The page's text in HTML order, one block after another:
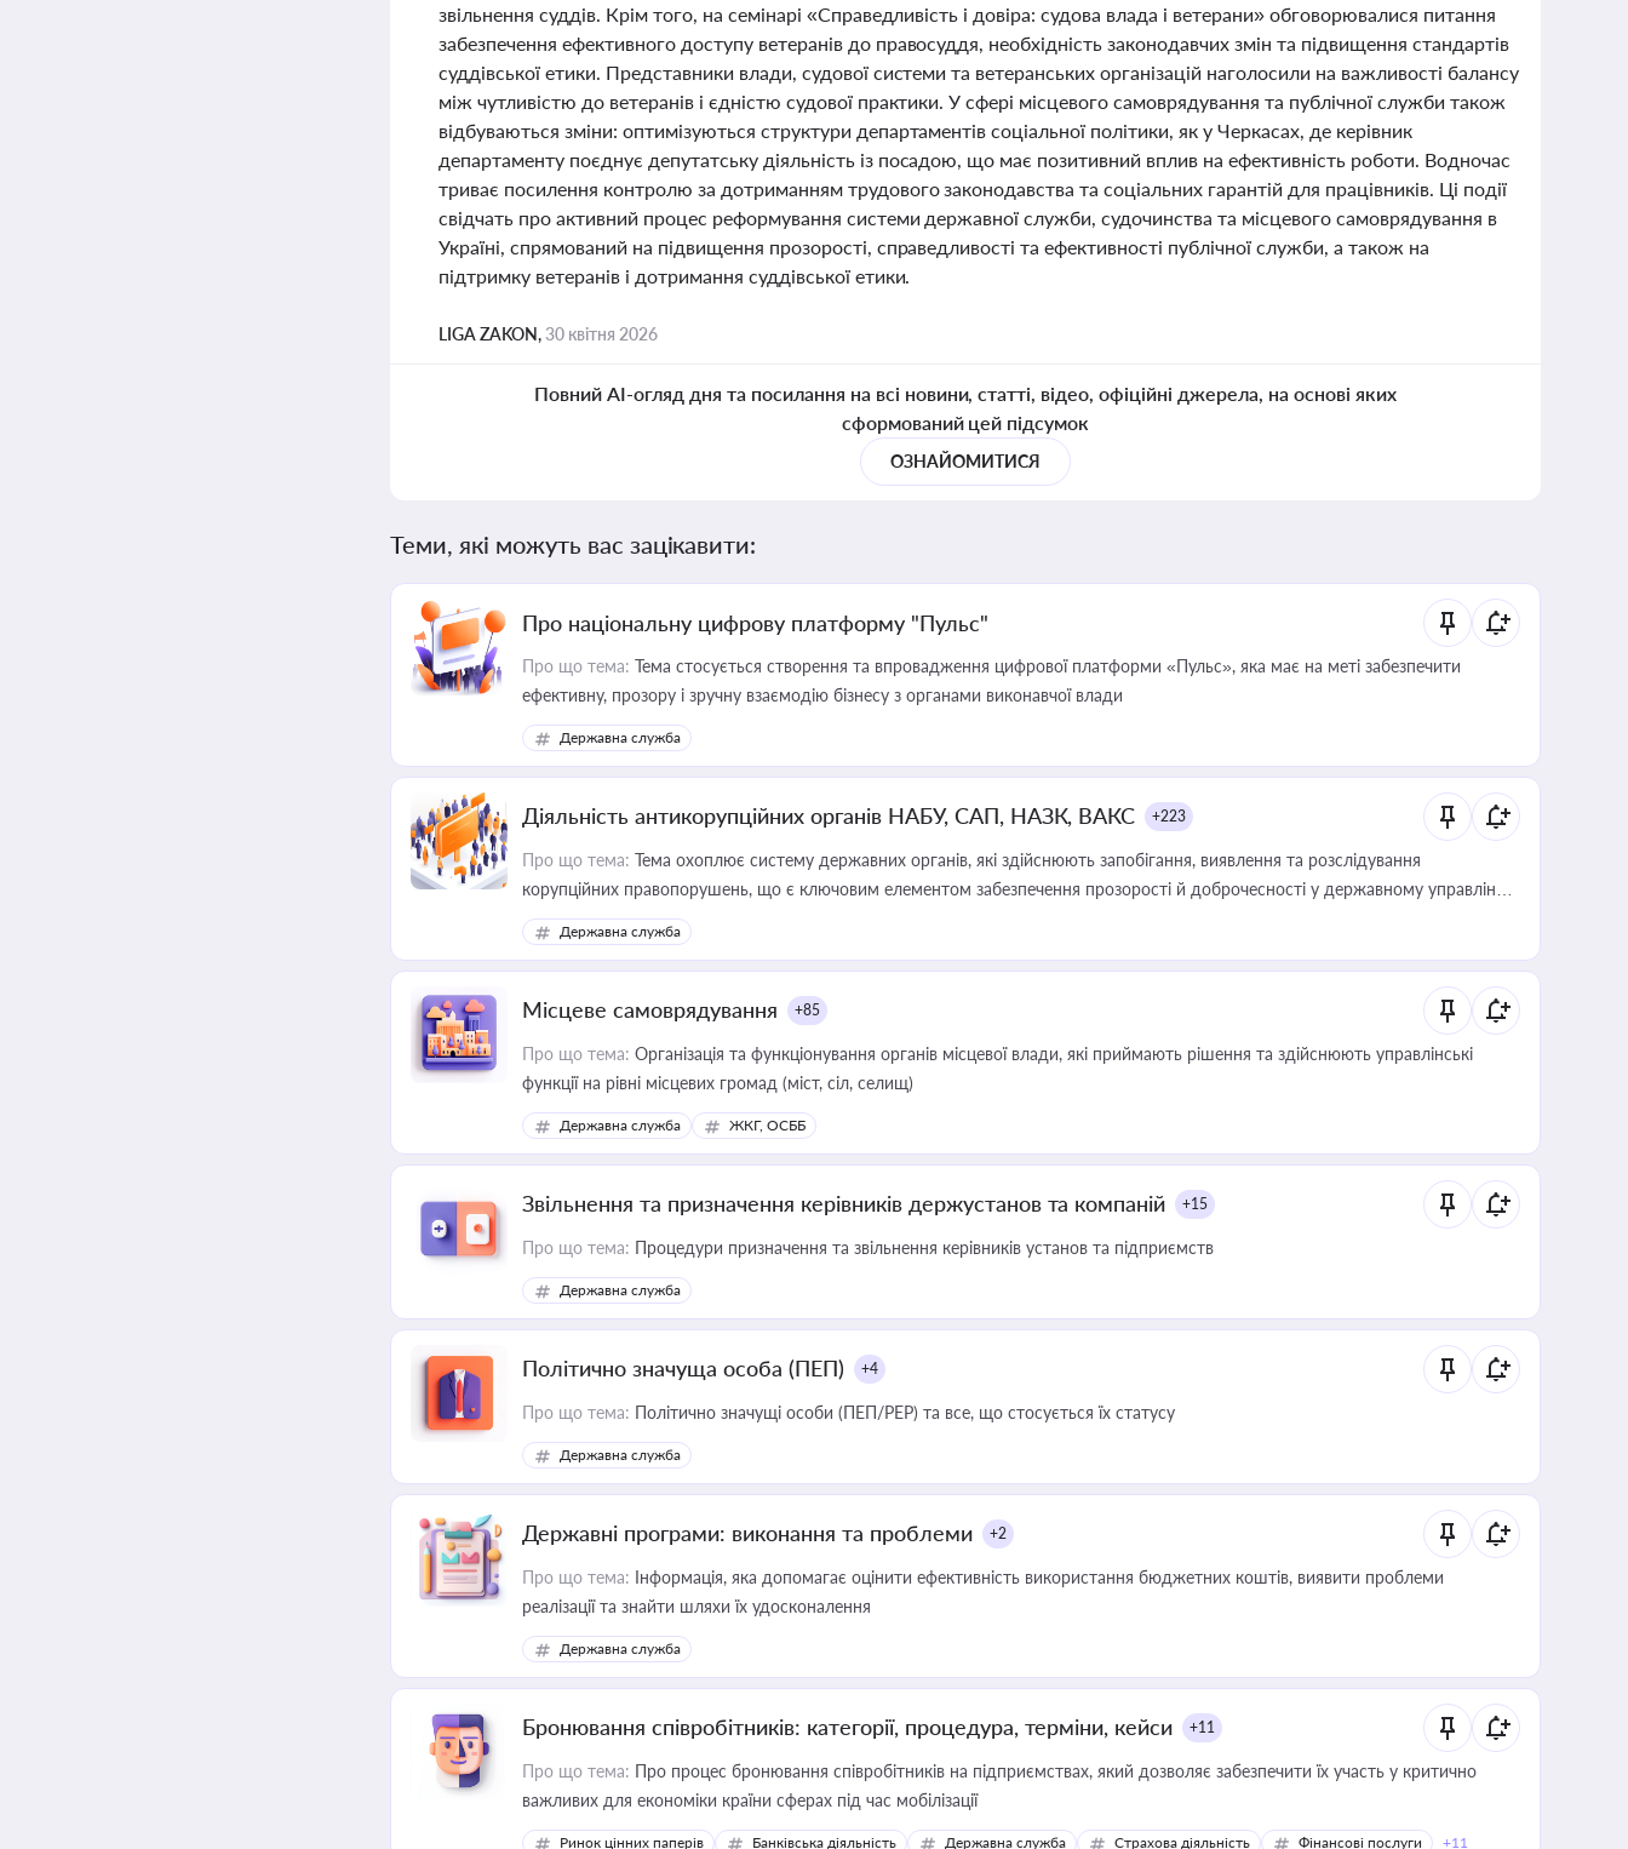
звільнення суддів. Крім того, на семінарі «Справедливість і довіра: судова влада і ветерани» обговорювалися питання
забезпечення ефективного доступу ветеранів до правосуддя, необхідність законодавчих змін та підвищення стандартів
суддівської етики. Представники влади, судової системи та ветеранських організацій наголосили на важливості балансу
між чутливістю до ветеранів і єдністю судової практики. У сфері місцевого самоврядування та публічної служби також
відбуваються зміни: оптимізуються структури департаментів соціальної політики, як у Черкасах, де керівник
департаменту поєднує депутатську діяльність із посадою, що має позитивний вплив на ефективність роботи. Водночас
триває посилення контролю за дотриманням трудового законодавства та соціальних гарантій для працівників. Ці події
свідчать про активний процес реформування системи державної служби, судочинства та місцевого самоврядування в
Україні, спрямований на підвищення прозорості, справедливості та ефективності публічної служби, а також на
підтримку ветеранів і дотримання суддівської етики.
LIGA ZAKON,30 квітня 2026
Повний AI-огляд дня та посилання на всі новини, статті, відео, офіційні джерела, на основі яких
сформований цей підсумок
ОЗНАЙОМИТИСЯ
Теми, які можуть вас зацікавити:
Про національну цифрову платформу "Пульс"
Про що тема: Тема стосується створення та впровадження цифрової платформи «Пульс», яка має на меті забезпечити
ефективну, прозору і зручну взаємодію бізнесу з органами виконавчої влади
Державна служба
Діяльність антикорупційних органів НАБУ, САП, НАЗК, ВАКС +223
Про що тема: Тема охоплює систему державних органів, які здійснюють запобігання, виявлення та розслідування
корупційних правопорушень, що є ключовим елементом забезпечення прозорості й доброчесності у державному управлінні
та бізнесі
Державна служба
Місцеве самоврядування +85
Про що тема: Організація та функціонування органів місцевої влади, які приймають рішення та здійснюють управлінські
функції на рівні місцевих громад (міст, сіл, селищ)
Державна служба ЖКГ, ОСББ
Звільнення та призначення керівників держустанов та компаній +15
Про що тема: Процедури призначення та звільнення керівників установ та підприємств
Державна служба
Політично значуща особа (ПЕП) +4
Про що тема: Політично значущі особи (ПЕП/PEP) та все, що стосується їх статусу
Державна служба
Державні програми: виконання та проблеми +2
Про що тема: Інформація, яка допомагає оцінити ефективність використання бюджетних коштів, виявити проблеми
реалізації та знайти шляхи їх удосконалення
Державна служба
Бронювання співробітників: категорії, процедура, терміни, кейси +11
Про що тема: Про процес бронювання співробітників на підприємствах, який дозволяє забезпечити їх участь у критично
важливих для економіки країни сферах під час мобілізації
Ринок цінних паперів Банківська діяльність Державна служба Страхова діяльність Фінансові послуги +11